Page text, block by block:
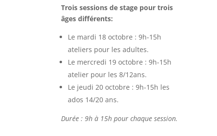
Trois sessions de stage pour trois
âges différents:
Le mardi 18 octobre : 9h-15h
ateliers pour les adultes.
Le mercredi 19 octobre : 9h-15h
atelier pour les 8/12ans.
Le jeudi 20 octobre : 9h-15h les
ados 14/20 ans.
Durée : 9h à 15h pour chaque session.